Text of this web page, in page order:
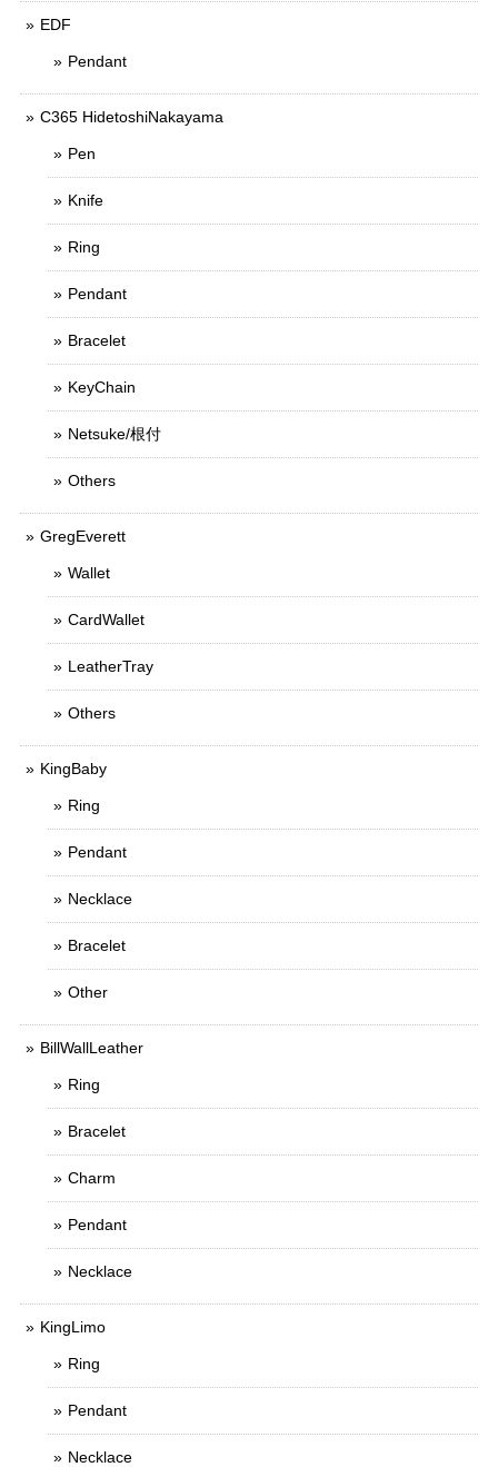
EDF
Pendant
C365 HidetoshiNakayama
Pen
Knife
Ring
Pendant
Bracelet
KeyChain
Netsuke/根付
Others
GregEverett
Wallet
CardWallet
LeatherTray
Others
KingBaby
Ring
Pendant
Necklace
Bracelet
Other
BillWallLeather
Ring
Bracelet
Charm
Pendant
Necklace
KingLimo
Ring
Pendant
Necklace